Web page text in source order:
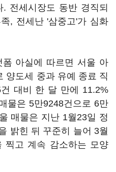
전세시장도 동반 경직되
, 전세난 '삼중고'가 심화
아실에 따르면 서울 아
양도세 중과 유예 종료 직
대비 한 달 만에 11.2%
물은 5만9248건으로 6만
매물은 지난 1월23일 정
밝힌 뒤 꾸준히 늘어 3월
찍고 계속 감소하는 모양